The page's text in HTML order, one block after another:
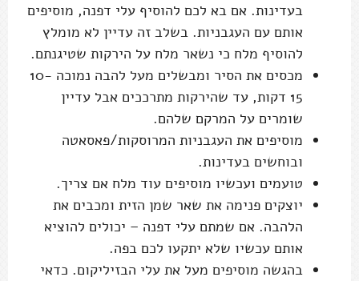
בעדינות. אם בא לכם להוסיף עלי דפנה, מוסיפים
אותם עם העגבניות. בשלב זה עדיין לא מומלץ
להוסיף מלח כי נשאר מלח על הירקות שטיגנתם.
מכסים את הסיר ומבשלים מעל להבה נמוכה 10-
15 דקות, עד שהירקות מתרככים אבל עדיין
שומרים על המרקם שלהם.
מוסיפים את העגבניות המרוסקות/פאסאטה
ובוחשים בעדינות.
טועמים ועכשיו מוסיפים עוד מלח אם צריך.
יוצקים פנימה את שאר שמן הזית ומכבים את
הלהבה. אם שמתם עלי דפנה – יכולים להוציא
אותם עכשיו שלא יתקעו לכם בפה.
בהגשה מוסיפים מעל את עלי הבזיליקום. כדאי